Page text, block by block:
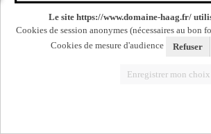
Le site https://www.domaine-haag.fr/
Cookies de session anonymes (nécessaires au bon
Cookies de mesure d'audience
Refuser
Enregistrer mon choix